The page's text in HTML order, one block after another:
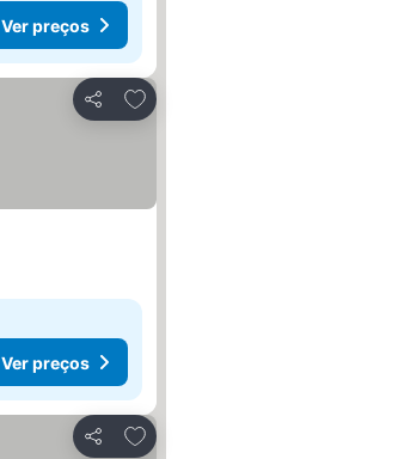
Ver preços
Partilhar
Adicionar aos favoritos
Ver preços
Partilhar
Adicionar aos favoritos